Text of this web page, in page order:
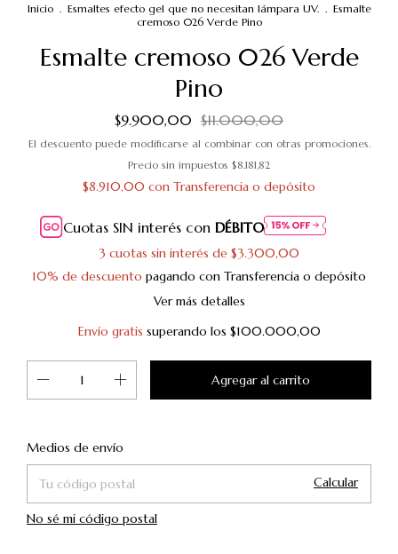
Inicio . Esmaltes efecto gel que no necesitan lámpara UV. . Esmalte
cremoso 026 Verde Pino
Esmalte cremoso 026 Verde
Pino
$9.900,00 $11.000,00
El descuento puede modificarse al combinar con otras promociones.
Precio sin impuestos $8.181,82
$8.910,00 con Transferencia o depósito
Cuotas SIN interés conDÉBITO
3 cuotas sin interés de $3.300,00
10% de descuento pagando con Transferencia o depósito
Ver más detalles
Envío gratis superando los $100.000,00
Entregas para el CP:
Medios de envío
Calcular
No sé mi código postal